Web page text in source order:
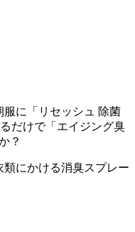
服に「リセッシュ 除菌
だけで「エイジング臭
？
にかける消臭スプレー